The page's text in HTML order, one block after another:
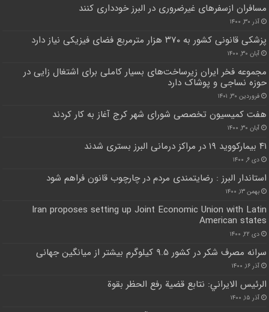
مسافران ازسفرهای غیرضروری در البرز خودداری کنند
آذر ۳۰, ۱۴۰۰
پزشکی قانونی کشور به ۳۷۰ هزار مترمربع فضای فیزیکی نیاز دارد
آبان ۳۰, ۱۴۰۰
مجموعه فخر ایران زیرساخت‌های بسیار ‌کاملی برای اشتغال زایی در
حوزه نساجی و پوشاک دارد
فروردین ۳۰, ۱۴۰۱
هفت کمیسیون تخصصی شورای شهر کرج آغاز به کار کردند
آبان ۳۰, ۱۴۰۰
۴۱ بیمارکووید ۱۹ در مراکز درمانی البرز بستری شدند
دی ۶, ۱۴۰۰
استاندار البرز : رضایتمندی مردم در چارچوب قانون فراهم شود
بهمن ۱۳, ۱۴۰۰
Iran proposes setting up Joint Economic Union with Latin
American states
دی ۲۲, ۱۴۰۰
سرانه مصرف شکر در کشور ۹.۵ کیلوگرم بیشتر از میانگین جهانی
آذر ۱۶, ۱۴۰۰
الرئيس الايراني: نتابع قضية رفع الحظر بقوة
آذر ۱۵, ۱۴۰۰